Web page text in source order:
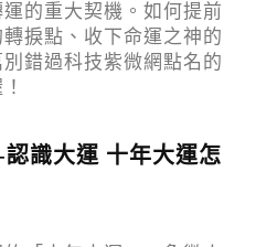
的重大契機。如何提前
捩點、收下命運之神的
錯過科技紫微網點名的
識大運 十年大運怎